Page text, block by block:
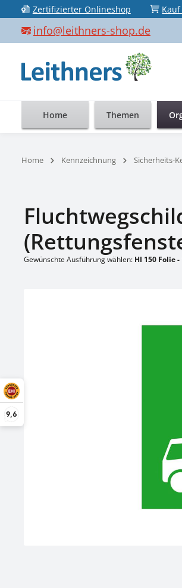
9,6
Hauptinhalt springen
Zur Suche springen
Zur Hauptnavigation springen
Zertifizierter Onlineshop
info@leithners-shop.de
Home Themen
Home Kennzeichnung Sicherheits-
Gewünschte Ausführung wählen: HI 150 Folie